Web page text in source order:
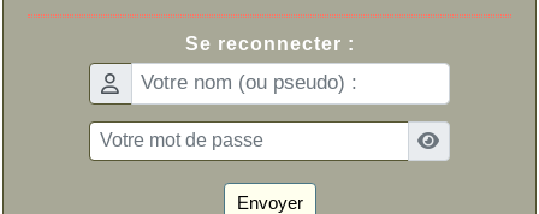
Se reconnecter :
Envoyer